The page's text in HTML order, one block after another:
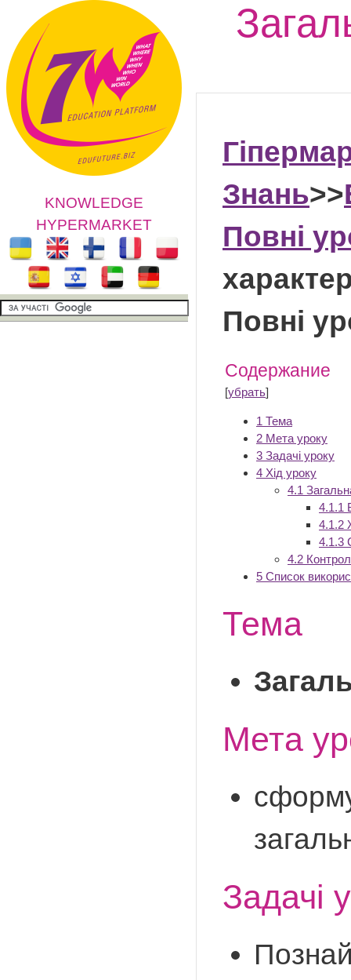
KNOWLEDGE
HYPERMARKET
Знань>>
Повні
Повні
Содержание
[убрать]
1 Тема
2 Мета уроку
3 Задачі уроку
4 Хід уроку
4.1
4.1.1
4.1.2
4.1.3
4.2
5 Список
Тема
Мета
Задачі